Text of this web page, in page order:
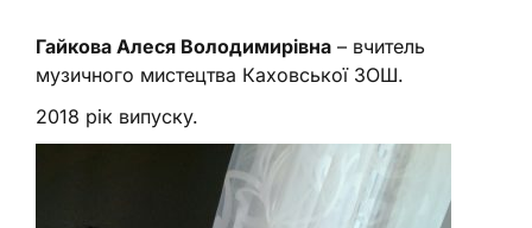
Гайкова Алеся Володимирівна – вчитель
музичного мистецтва Каховської ЗОШ.
2018 рік випуску.